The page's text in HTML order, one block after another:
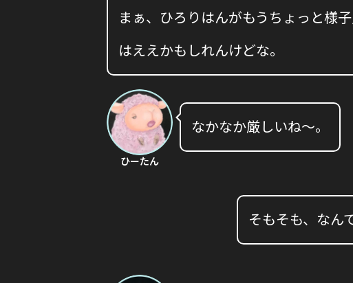
まぁ、ひろりはんがもうちょっと様
はええかもしれんけどな。
ひーたん
なかなか厳しいね〜。
そもそも、なん